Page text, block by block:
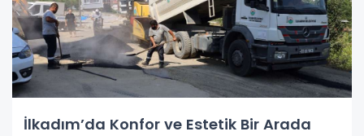
İlkadım’da Konfor ve Estetik Bir Arada